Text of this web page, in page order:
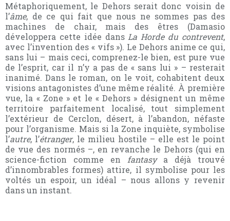
Métaphoriquement, le Dehors serait donc voisin de
l’âme, de ce qui fait que nous ne sommes pas des
machines de chair, mais des êtres (Damasio
développera cette idée dans La Horde du contrevent,
avec l’invention des « vifs »). Le Dehors anime ce qui,
sans lui – mais ceci, comprenez-le bien, est pure vue
de l’esprit, car il n’y a pas de « sans lui » – resterait
inanimé. Dans le roman, on le voit, cohabitent deux
visions antagonistes d’une même réalité. À première
vue, la « Zone » et le « Dehors » désignent un même
territoire parfaitement localisé, tout simplement
l’extérieur de Cerclon, désert, à l’abandon, néfaste
pour l’organisme. Mais si la Zone inquiète, symbolise
l’autre, l’étranger, le milieu hostile – elle est le point
de vue des normés –, en revanche le Dehors (qui en
science-fiction comme en fantasya déjà trouvé
d’innombrables formes) attire, il symbolise pour les
voltés un espoir, un idéal – nous allons y revenir
dans un instant.